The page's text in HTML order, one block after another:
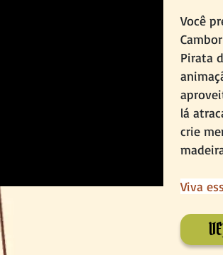
Você
Pirata
lá
crie
Viva